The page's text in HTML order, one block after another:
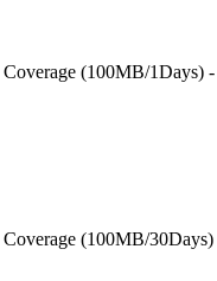
(100MB/1Days)
(100MB/